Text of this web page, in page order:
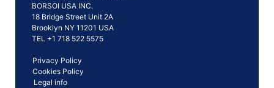
BORSOI USA INC.
18 Bridge Street Unit 2A
Brooklyn NY 11201 USA
TEL +1 718 522 5575
Privacy Policy
Cookies Policy
Legal info